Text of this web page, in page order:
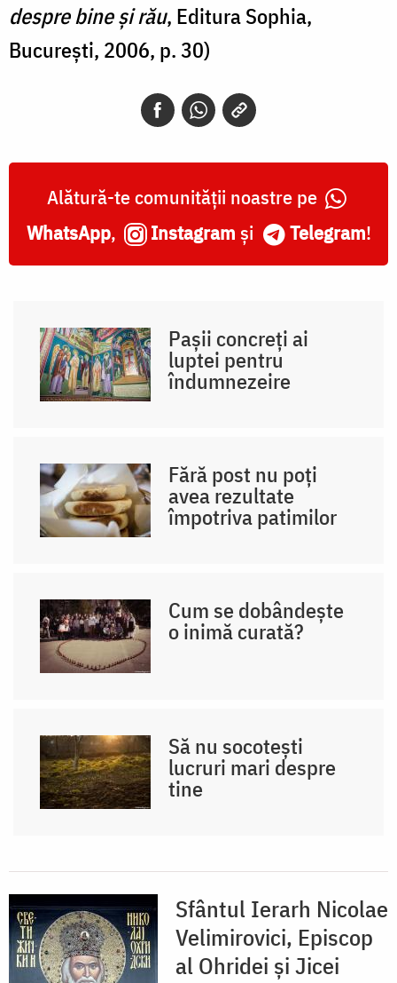
despre bine şi rău, Editura Sophia,
Bucureşti, 2006, p. 30)
Alătură-te comunității noastre pe
WhatsApp, Instagram și Telegram!
Pașii concreți ai
luptei pentru
îndumnezeire
Fără post nu poți
avea rezultate
împotriva patimilor
Cum se dobândește
o inimă curată?
Să nu socotești
lucruri mari despre
tine
Sfântul Ierarh Nicolae
Velimirovici, Episcop
al Ohridei și Jicei